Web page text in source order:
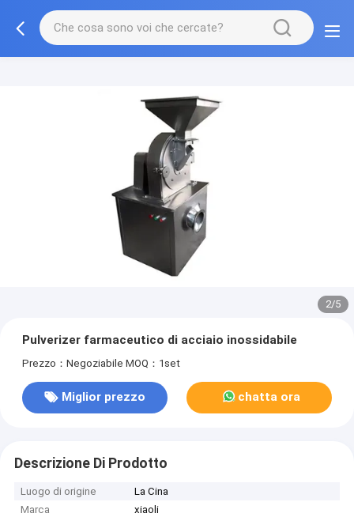
2/5
Pulverizer farmaceutico di acciaio inossidabile
Prezzo：Negoziabile MOQ：1set
Miglior prezzo chatta ora
Descrizione Di Prodotto
Luogo di origine
La Cina
Marca
xiaoli